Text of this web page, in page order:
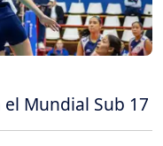
Mundial Sub 17